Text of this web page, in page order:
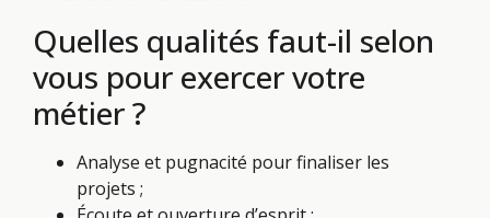
Quelles qualités faut-il selon
vous pour exercer votre
métier ?
Analyse et pugnacité pour finaliser les
projets ;